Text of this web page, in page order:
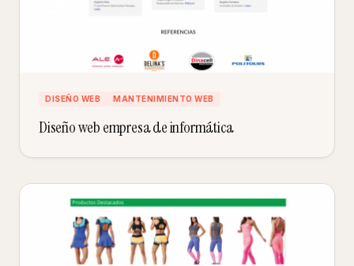
DISEÑO WEB MANTENIMIENTO WEB
Diseño web empresa de informática